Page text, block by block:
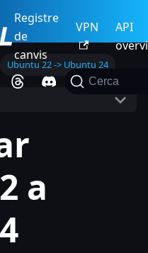
Registre
de
canvis
VPN
API
Cerca
Ubuntu 22 -> Ubuntu 24
a